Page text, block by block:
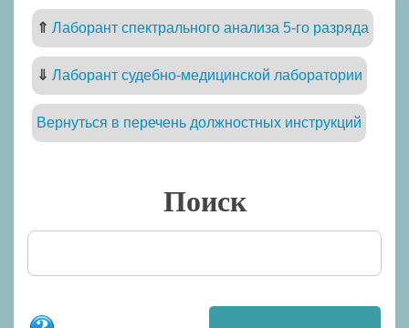
⇑ Лаборант спектрального анализа 5-го разряда
⇓ Лаборант судебно-медицинской лаборатории
Вернуться в перечень должностных инструкций
Поиск